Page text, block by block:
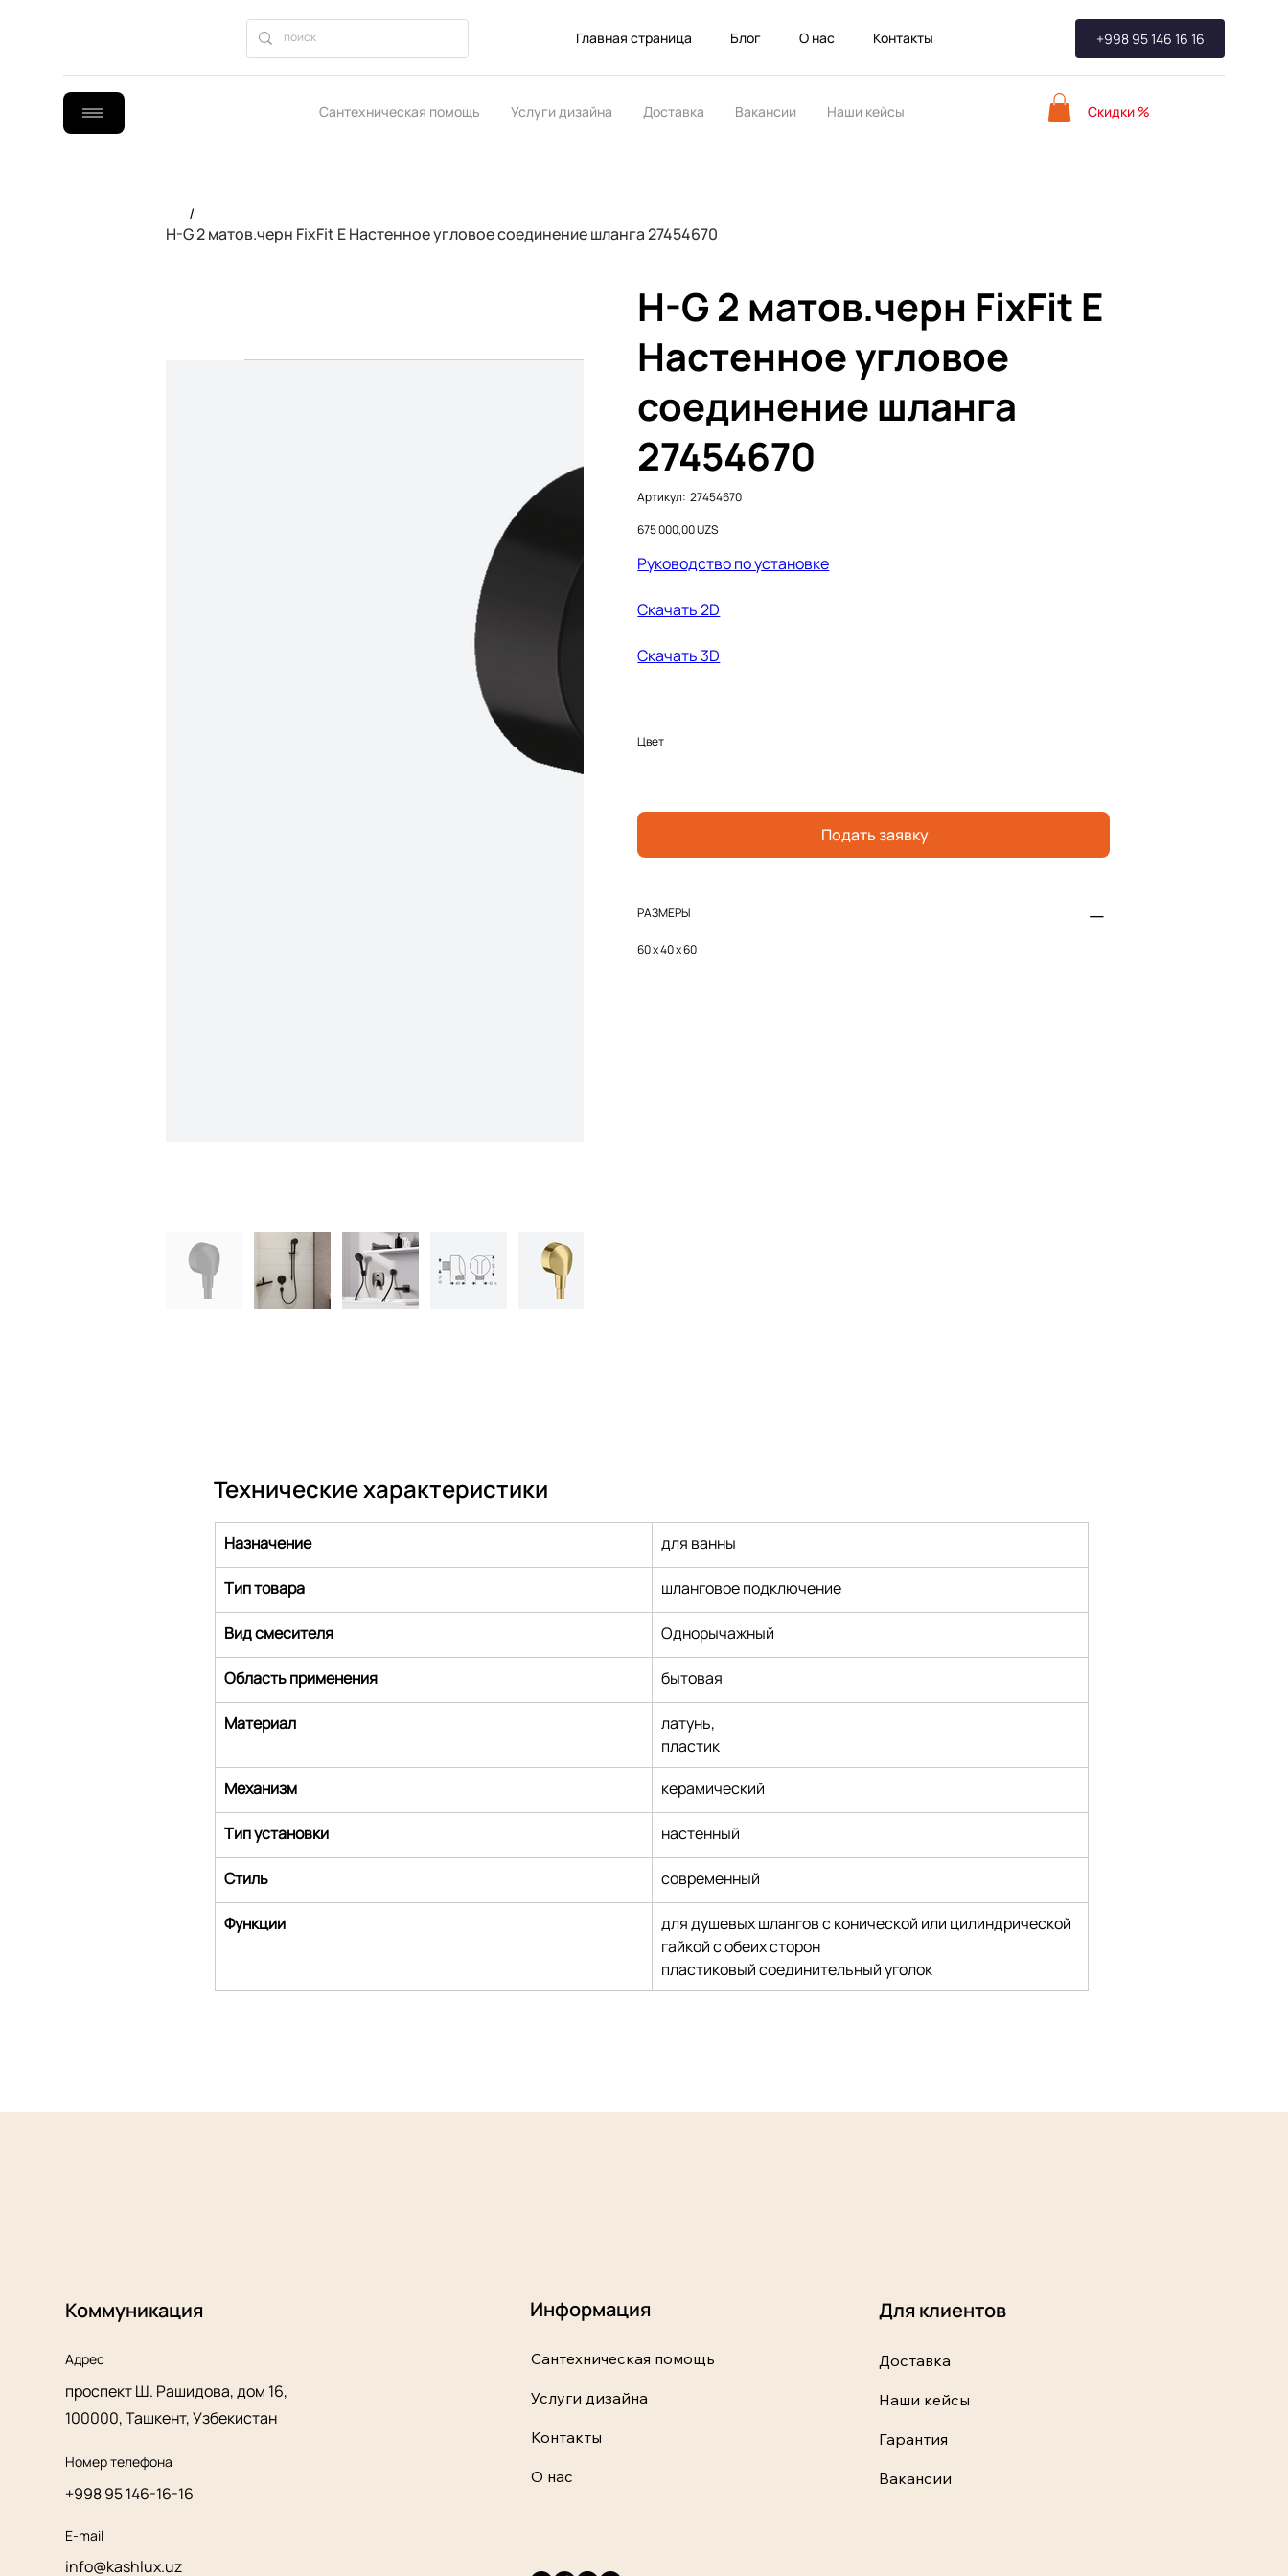
Главная страница Блог О нас Контакты +998 95 146 16 16
Сантехническая помощь Услуги дизайна Доставка Вакансии Наши кейсы Скидки %
/
H-G 2 матов.черн FixFit E Настенное угловое соединение шланга 27454670
H-G 2 матов.черн FixFit E
Настенное угловое
соединение шланга
27454670
Артикул: Артикул:
27454670
27454670
Цена
675 000,00 UZS
Руководство по установке
Cкачать 2D
Cкачать 3D
Цвет
Подать заявку
РАЗМЕРЫ
60 х 40 x 60
Технические характеристики
Назначение для ванны
Тип товара шланговое подключение
Вид смесителя Однорычажный
Область применения бытовая
Материал
латунь,
пластик
Механизм
керамический
Тип установки настенный
Стиль современный
Функции
для душевых шлангов с конической или цилиндрической
гайкой с обеих сторон
пластиковый соединительный уголок
Коммуникация
Адрес
проспект Ш. Рашидова, дом 16,
100000, Ташкент, Узбекистан
Номер телефона
+998 95 146-16-16
E-mail
info@kashlux.uz
Информация
Сантехническая помощь
Услуги дизайна
Контакты
О нас
Для клиентов
Доставка
Наши кейсы
Гарантия
Вакансии